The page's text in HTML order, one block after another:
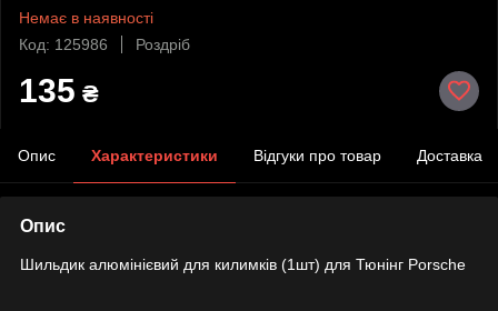
Немає в наявності
Код: 125986
Роздріб
135 ₴
Опис Характеристики Відгуки про товар Доставка
Опис
Шильдик алюмінієвий для килимків (1шт) для Тюнінг Porsche